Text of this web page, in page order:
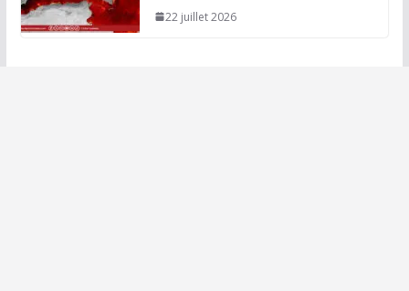
22 juillet 2026